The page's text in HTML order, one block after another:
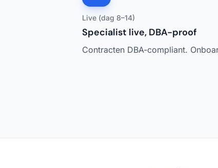
Live (dag 8–14)
Specialist live, DBA-proof
Contracten DBA-compliant.